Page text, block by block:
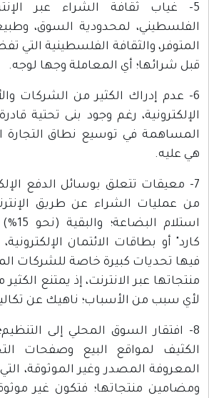
5- غياب ثقافة الشراء عبر
الفلسطيني، لمحدودية السوق،
المتوفر، والثقافة الفلسطينية التي
قبل شرائها؛ أي المعاملة وجها لوجه.
6- عدم إدراك الكثير من الشركات
الإلكترونية، رغم وجود بنى تحتية
المساهمة في توسيع نطاق التجارة
هي عليه.
من عمليات الشراء عن طريق
كارد" أو بطاقات الائتمان
فيها تحديات كبيرة خاصة للشركات
منتجاتها عبر الانترنت، إذ يمتنع
لأي سبب من الأسباب؛ ناهيك عن
8- افتقار السوق المحلي إلى
الكثيف لمواقع البيع وصفحات
المعروفة المصدر وغير الموثوقة،
ومضامين منتجاتها؛ فتكون غير